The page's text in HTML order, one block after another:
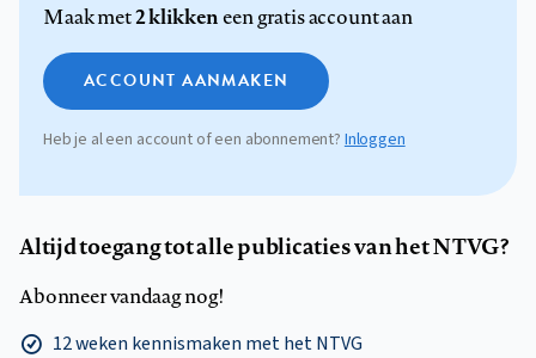
Maak met2 klikkeneen gratis account aan
ACCOUNT AANMAKEN
Heb je al een account of een abonnement? Inloggen
Altijd toegang tot alle publicaties van het NTVG?
Abonneer vandaag nog!
12 weken kennismaken met het NTVG